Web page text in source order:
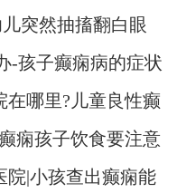
突然抽搐翻白眼
-孩子癫痫病的症状
在哪里?儿童良性癫
痫孩子饮食要注意
院|小孩查出癫痫能